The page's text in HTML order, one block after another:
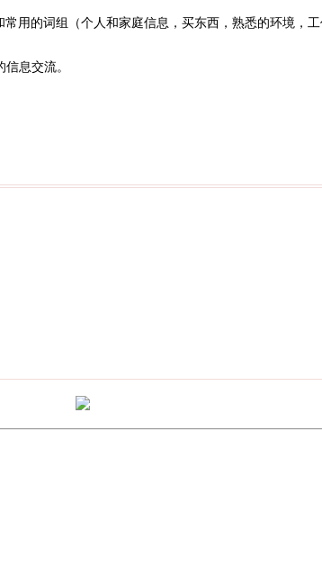
用的词组（个人和家庭信息，买东西，熟悉的环境，工
息交流。